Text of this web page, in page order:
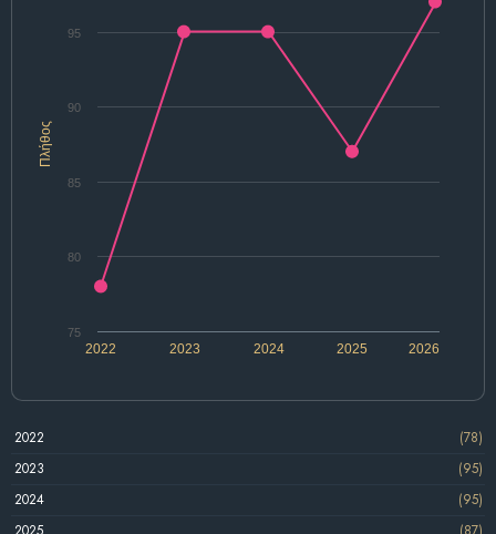
Πλήθος
2025
2022 2023 2024 2026
75
80
85
90
95
2022
(78)
2023
(95)
2024
(95)